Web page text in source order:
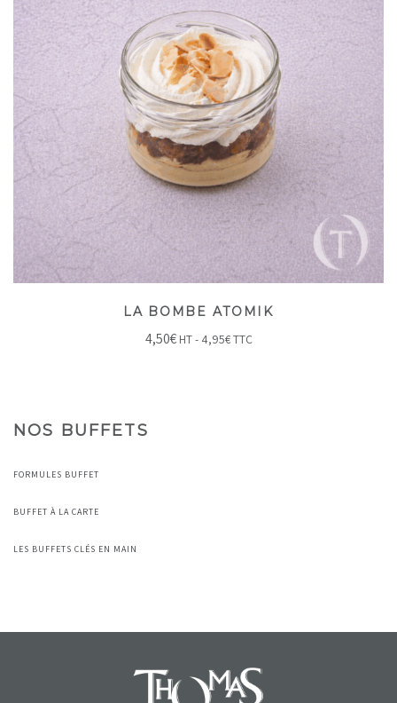
LA BOMBE ATOMIK
4,50€ HT - 4,95€TTC
NOS BUFFETS
FORMULES BUFFET
BUFFET À LA CARTE
LES BUFFETS CLÉS EN MAIN